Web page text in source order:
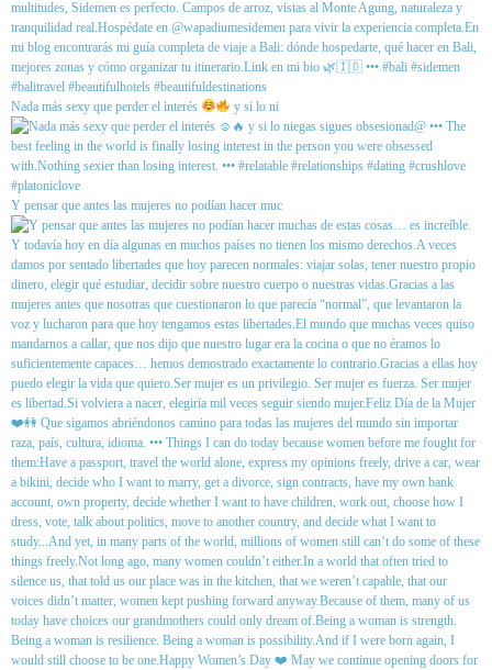
Nada más sexy que perder el interés y si lo ni
Y pensar que antes las mujeres no podían hacer muc